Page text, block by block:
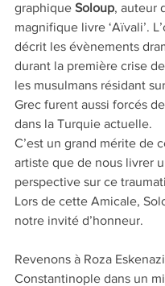
graphique Soloup, auteur
magnifique livre ‘Aïvali’.
décrit les évènements
durant la première crise
les musulmans résidant
Grec furent aussi forcés
dans la Turquie actuelle.
C’est un grand mérite de
artiste que de nous livrer
perspective sur ce
Lors de cette Amicale,
notre invité d’honneur.
Revenons à Roza
Constantinople dans un